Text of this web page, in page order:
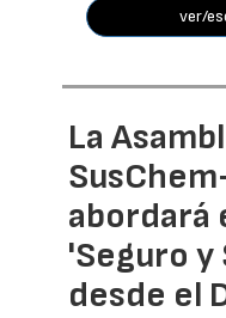
ver/
La
abordará
'Seguro
desde el